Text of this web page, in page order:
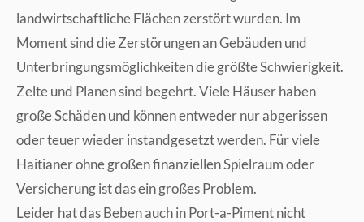
landwirtschaftliche Flächen zerstört wurden. Im
Moment sind die Zerstörungen an Gebäuden und
Unterbringungsmöglichkeiten die größte Schwierigkeit.
Zelte und Planen sind begehrt. Viele Häuser haben
große Schäden und können entweder nur abgerissen
oder teuer wieder instandgesetzt werden. Für viele
Haitianer ohne großen finanziellen Spielraum oder
Versicherung ist das ein großes Problem.
Leider hat das Beben auch in Port-a-Piment nicht